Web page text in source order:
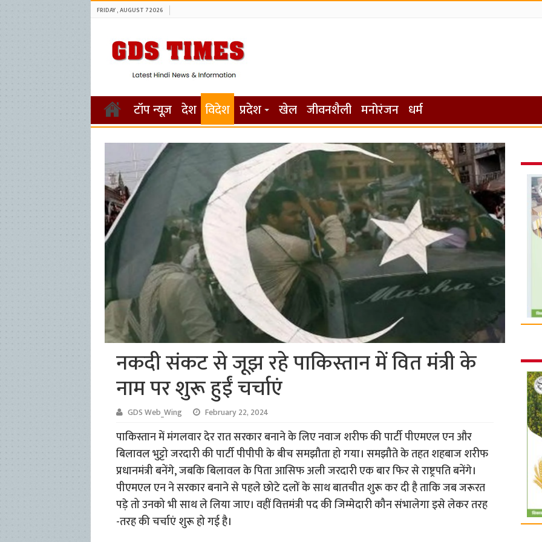
FRIDAY , AUGUST 7 2026
टॉप न्यूज़ देश विदेश प्रदेश खेल जीवनशैली मनोरंजन धर्म
नकदी संकट से जूझ रहे पाकिस्तान में वित मंत्री के
नाम पर शुरू हुईं चर्चाएं
GDS Web_Wing February 22, 2024
पाकिस्तान में मंगलवार देर रात सरकार बनाने के लिए नवाज शरीफ की पार्टी पीएमएल एन और
बिलावल भुट्टो जरदारी की पार्टी पीपीपी के बीच समझौता हो गया। समझौते के तहत शहबाज शरीफ
प्रधानमंत्री बनेंगे, जबकि बिलावल के पिता आसिफ अली जरदारी एक बार फिर से राष्ट्रपति बनेंगे।
पीएमएल एन ने सरकार बनाने से पहले छोटे दलों के साथ बातचीत शुरू कर दी है ताकि जब जरूरत
पड़े तो उनको भी साथ ले लिया जाए। वहीं वित्तमंत्री पद की जिम्मेदारी कौन संभालेगा इसे लेकर तरह
-तरह की चर्चाएं शुरू हो गई है।